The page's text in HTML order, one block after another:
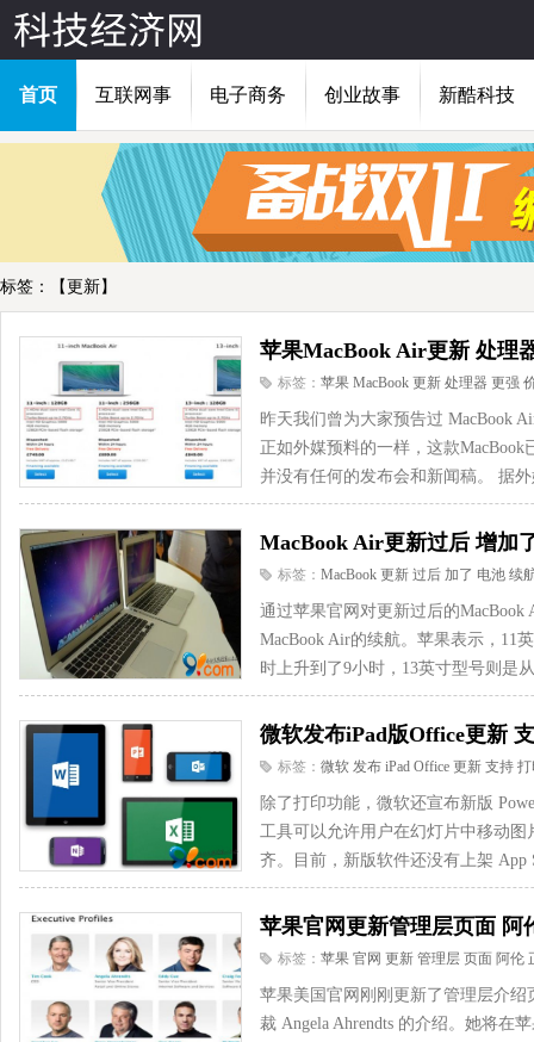
首页 互联网事 电子商务 创业故事 新酷科技
标签：【更新】
苹果MacBook Air更新 处理
标签： 苹果 MacBook 更新 处理器 更强
昨天我们曾为大家预告过 MacBook
正如外媒预料的一样，这款
并没有任何的发布会和新闻稿。 据
MacBook Air更新过后 增加
标签： MacBook 更新 过后 加了 电池 续
通过苹果官网对更新过后的
MacBook Air的续航。苹果表示，11
时上升到了9小时，13英寸型号则是
微软发布iPad版Office更新
标签： 微软 发布 iPad Office 更新 支持
除了打印功能，微软还宣布新版
工具可以允许用户在幻灯片中移动
齐。目前，新版软件还没有上架 App
苹果官网更新管理层页面 阿
标签： 苹果 官网 更新 管理层 页面 阿伦
苹果美国官网刚刚更新了管理层介
裁 Angela Ahrendts 的介绍。她将在